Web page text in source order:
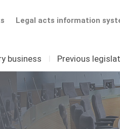
Legal acts information
business I Previous